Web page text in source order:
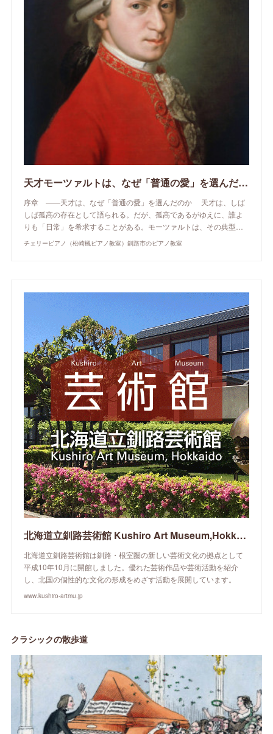
天才モーツァルトは、なぜ「普通の愛」を選んだのか
序章 ——天才は、なぜ「普通の愛」を選んだのか 天才は、しば
しば孤高の存在として語られる。だが、孤高であるがゆえに、誰よ
りも「日常」を希求することがある。モーツァルトは、その典型…
チェリーピアノ（松崎楓ピアノ教室）釧路市のピアノ教室
北海道立釧路芸術館 Kushiro Art Museum,Hokkaido
北海道立釧路芸術館は釧路・根室圏の新しい芸術文化の拠点として
平成10年10月に開館しました。優れた芸術作品や芸術活動を紹介
し、北国の個性的な文化の形成をめざす活動を展開しています。
www.kushiro-artmu.jp
クラシックの散歩道